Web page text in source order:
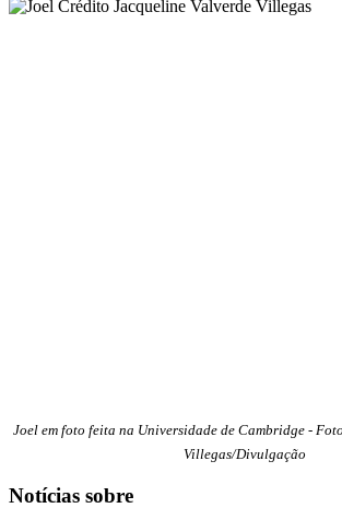
Joel em foto feita na Universidade de Cambridge -
Villegas/Divulgação
Notícias sobre